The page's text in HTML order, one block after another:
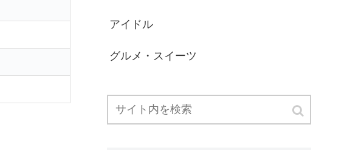
アイドル
グルメ・スイーツ